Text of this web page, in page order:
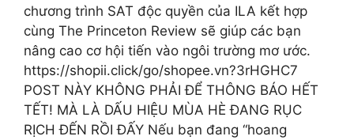
chương trình SAT độc quyền của ILA kết hợp
cùng The Princeton Review sẽ giúp các bạn
nâng cao cơ hội tiến vào ngôi trường mơ ước.
https://shopii.click/go/shopee.vn?3rHGHC7
POST NÀY KHÔNG PHẢI ĐỂ THÔNG BÁO HẾT
TẾT! MÀ LÀ DẤU HIỆU MÙA HÈ ĐANG RỤC
RỊCH ĐẾN RỒI ĐẤY Nếu bạn đang “hoang